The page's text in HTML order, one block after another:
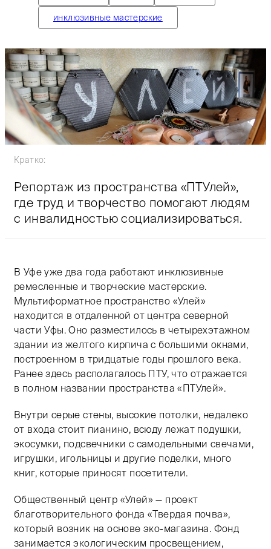
инклюзивные мастерские
Кратко:
Репортаж из пространства «ПТУлей»,
где труд и творчество помогают людям
с инвалидностью социализироваться.
В Уфе уже два года работают инклюзивные
ремесленные и творческие мастерские.
Мультиформатное пространство «Улей»
находится в отдаленной от центра северной
части Уфы. Оно разместилось в четырехэтажном
здании из желтого кирпича с большими окнами,
построенном в тридцатые годы прошлого века.
Ранее здесь располагалось ПТУ, что отражается
в полном названии пространства «ПТУлей».
Внутри серые стены, высокие потолки, недалеко
от входа стоит пианино, всюду лежат подушки,
экосумки, подсвечники с самодельными свечами,
игрушки, игольницы и другие поделки, много
книг, которые приносят посетители.
Общественный центр «Улей» — проект
благотворительного фонда «Твердая почва»,
который возник на основе эко-магазина. Фонд
занимается экологическим просвещением,